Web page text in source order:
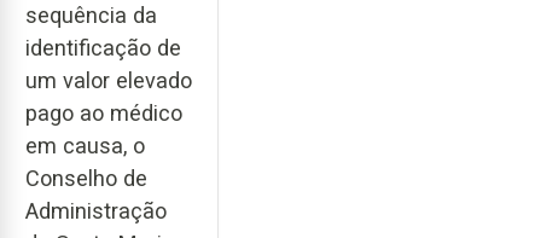
sequência da
identificação de
um valor elevado
pago ao médico
em causa, o
Conselho de
Administração